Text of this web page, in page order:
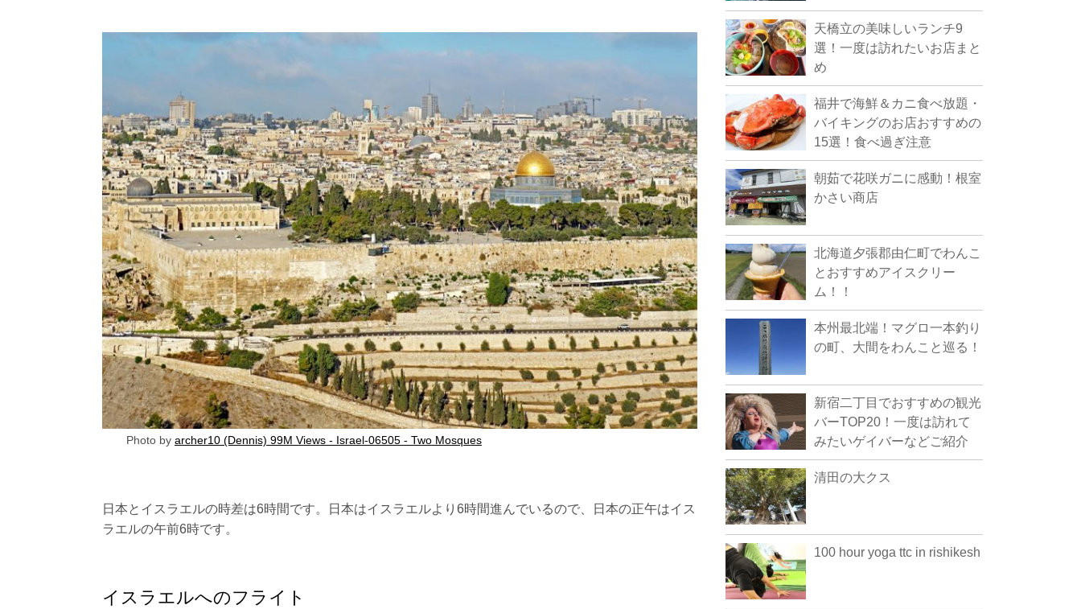
Photo by archer10 (Dennis) 99M Views - Israel-06505 - Two Mosques
日本とイスラエルの時差は6時間です。日本はイスラエルより6時間進んでいるので、日本の正午はイス
ラエルの午前6時です。
イスラエルへのフライト
天橋立の美味しいランチ9
選！一度は訪れたいお店まと
め
福井で海鮮＆カニ食べ放題・
バイキングのお店おすすめの
15選！食べ過ぎ注意
朝茹で花咲ガニに感動！根室
かさい商店
北海道夕張郡由仁町でわんこ
とおすすめアイスクリー
ム！！
本州最北端！マグロ一本釣り
の町、大間をわんこと巡る！
新宿二丁目でおすすめの観光
バーTOP20！一度は訪れて
みたいゲイバーなどご紹介
清田の大クス
100 hour yoga ttc in rishikesh